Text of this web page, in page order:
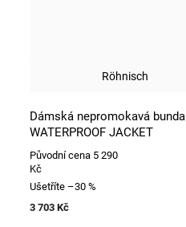
Röhnisch
Dámská nepromokavá bunda
WATERPROOF JACKET
Původní cena 5 290
Kč
Ušetříte –30 %
3 703 Kč